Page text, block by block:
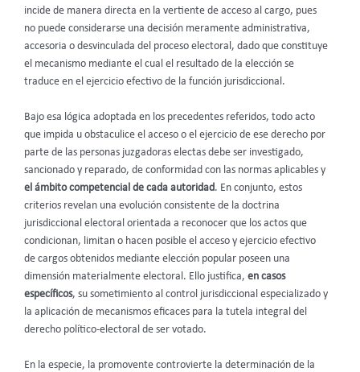
incide de manera directa en la vertiente de acceso al cargo, pues
no puede considerarse una decisión meramente administrativa,
accesoria o desvinculada del proceso electoral, dado que constituye
el mecanismo mediante el cual el resultado de la elección se
traduce en el ejercicio efectivo de la función jurisdiccional.
Bajo esa lógica adoptada en los precedentes referidos, todo acto
que impida u obstaculice el acceso o el ejercicio de ese derecho por
parte de las personas juzgadoras electas debe ser investigado,
sancionado y reparado, de conformidad con las normas aplicables y
el ámbito competencial de cada autoridad. En conjunto, estos
criterios revelan una evolución consistente de la doctrina
jurisdiccional electoral orientada a reconocer que los actos que
condicionan, limitan o hacen posible el acceso y ejercicio efectivo
de cargos obtenidos mediante elección popular poseen una
dimensión materialmente electoral. Ello justifica, en casos
específicos, su sometimiento al control jurisdiccional especializado y
la aplicación de mecanismos eficaces para la tutela integral del
derecho político-electoral de ser votado.
En la especie, la promovente controvierte la determinación de la